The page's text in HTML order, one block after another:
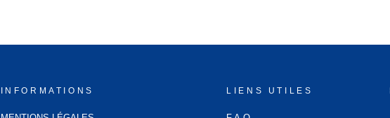
INFORMATIONS LIENS UTILES